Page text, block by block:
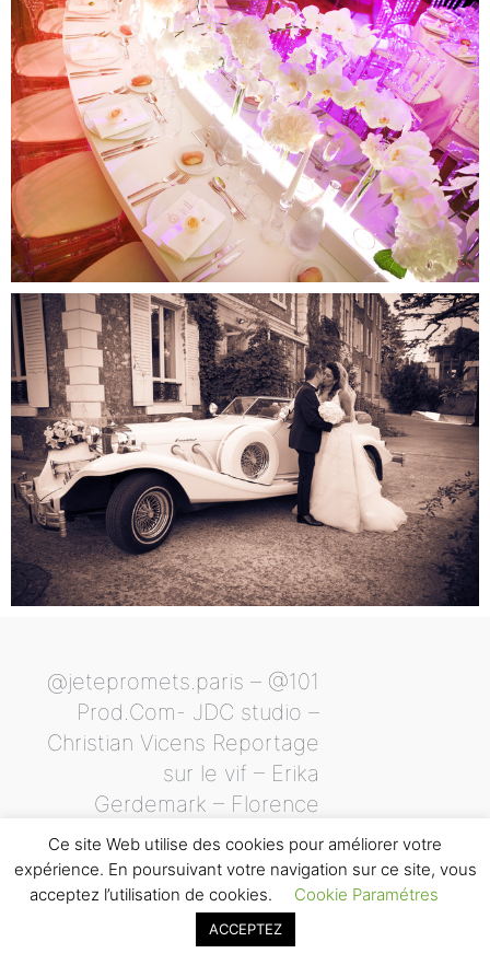
@jetepromets.paris – @101
Prod.Com- JDC studio –
Christian Vicens Reportage
sur le vif – Erika
Gerdemark – Florence
Jamart – ABAO – Rob
Sitbon – Fred Marigaux –
Libre comme l’artVidéastes
Associés – Ping Pang Films
Ce site Web utilise des cookies pour améliorer votre
expérience. En poursuivant votre navigation sur ce site, vous
acceptez l’utilisation de cookies.
Cookie Paramétres
ACCEPTEZ